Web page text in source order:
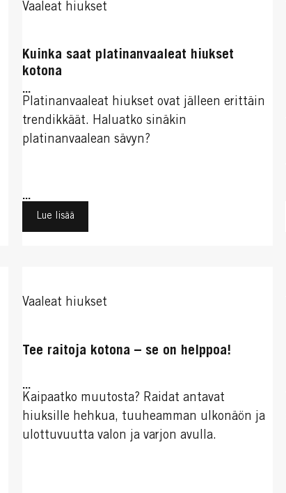
Vaaleat hiukset
Kuinka saat platinanvaaleat hiukset
kotona
...
Platinanvaaleat hiukset ovat jälleen erittäin
trendikkäät. Haluatko sinäkin
platinanvaalean sävyn?
...
Lue lisää
Vaaleat hiukset
Tee raitoja kotona – se on helppoa!
...
Kaipaatko muutosta? Raidat antavat
hiuksille hehkua, tuuheamman ulkonäön ja
ulottuvuutta valon ja varjon avulla.